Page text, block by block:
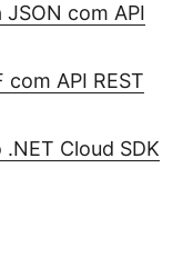
com API
com API REST
Cloud SDK